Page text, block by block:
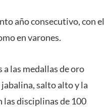
año consecutivo, con el
en varones.
a las medallas de oro
salto alto y la
las disciplinas de 100